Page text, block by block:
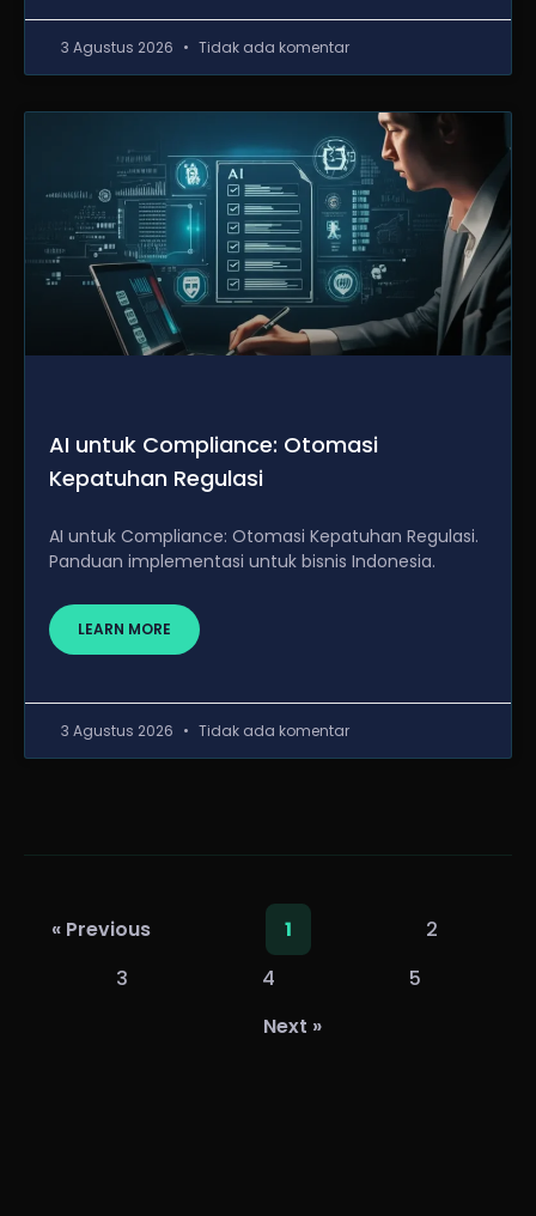
3 Agustus 2026 Tidak ada komentar
AI untuk Compliance: Otomasi
Kepatuhan Regulasi
AI untuk Compliance: Otomasi Kepatuhan Regulasi.
Panduan implementasi untuk bisnis Indonesia.
LEARN MORE
3 Agustus 2026 Tidak ada komentar
« Previous 1
2
3
4
5
Next »